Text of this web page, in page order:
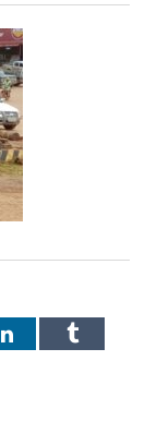
LinkedInTumblr